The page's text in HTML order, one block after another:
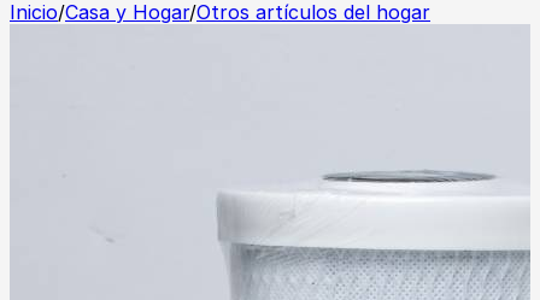
Inicio/Casa y Hogar/Otros artículos del hogar